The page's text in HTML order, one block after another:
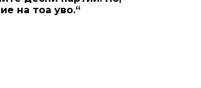
на тоа уво.“